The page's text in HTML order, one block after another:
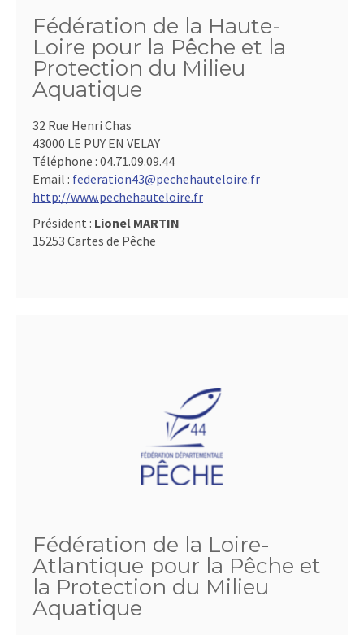
Fédération de la Haute-
Loire pour la Pêche et la
Protection du Milieu
Aquatique
32 Rue Henri Chas
43000 LE PUY EN VELAY
Téléphone : 04.71.09.09.44
Email : federation43@pechehauteloire.fr
http://www.pechehauteloire.fr
Président : Lionel MARTIN
15253 Cartes de Pêche
Fédération de la Loire-
Atlantique pour la Pêche et
la Protection du Milieu
Aquatique